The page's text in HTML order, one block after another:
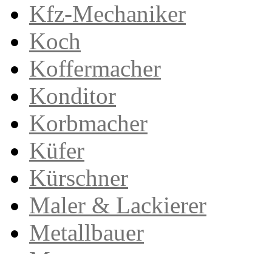
Kfz-Mechaniker
Koch
Koffermacher
Konditor
Korbmacher
Küfer
Kürschner
Maler & Lackierer
Metallbauer